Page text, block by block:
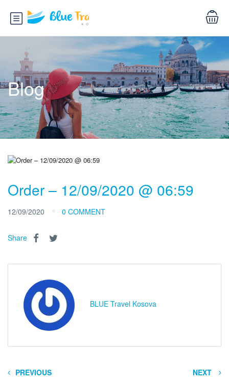
Blog
Order – 12/09/2020 @ 06:59
12/09/2020 0 COMMENT
Share
BLUE Travel Kosova
PREVIOUS NEXT